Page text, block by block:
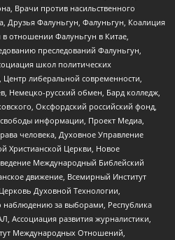
Врачи против насильственного
Друзья Фалуньгун, Фалуньгун, Коалиция
отношении Фалуньгун в Китае,
преследований Фалуньгун,
школ политических
либеральной современности,
Немецко-русский обмен, Бард колледж,
Оксфордский российский фонд,
информации, Проект Медиа,
человека, Духовное Управление
Христианской Церкви, Новое
Международный Библейский
движение, Всемирный Институт
Духовной Технологии,
наблюдению за выборами, Республика
развития журналистики,
Международных Отношений,